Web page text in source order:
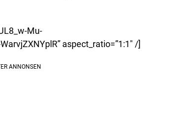
Mu-
aspect_ratio=”1:1″ /]